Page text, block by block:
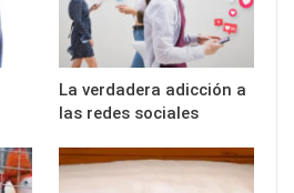
La verdadera adicción a
las redes sociales